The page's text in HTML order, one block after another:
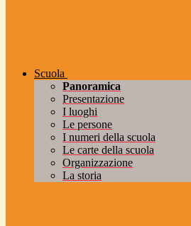
Scuola
Panoramica
Presentazione
I luoghi
Le persone
I numeri della scuola
Le carte della scuola
Organizzazione
La storia